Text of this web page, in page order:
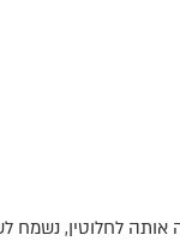
לחלוטין, נשמח